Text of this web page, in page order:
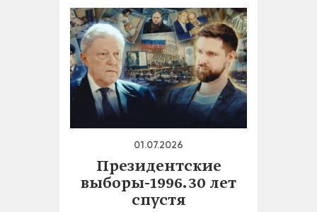
01.07.2026
Президентские
выборы-1996. 30 лет
спустя